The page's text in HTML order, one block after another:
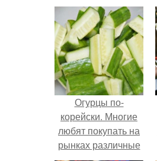
Огурцы по-
корейски. Многие
любят покупать на
рынках различные